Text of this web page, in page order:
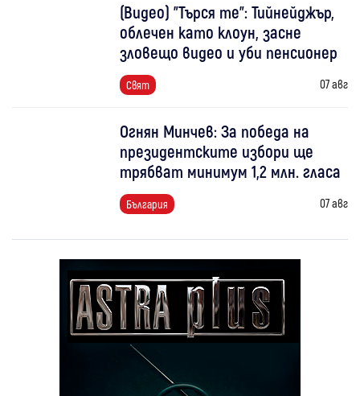
(Видео) "Търся те": Тийнейджър,
облечен като клоун, засне
зловещо видео и уби пенсионер
Свят 07 авг
Огнян Минчев: За победа на
президентските избори ще
трябват минимум 1,2 млн. гласа
България 07 авг